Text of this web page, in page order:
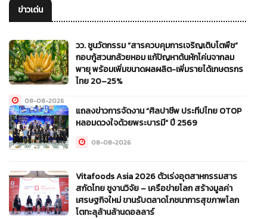
ข่าวเด่น
วว. ชูนวัตกรรม “สารควบคุมการเจริญเติบโตพืช”
กอบกู้สวนกล้วยหอม แก้ปัญหาต้นหักโค่นจากลม
พายุ พร้อมเพิ่มขนาดผลผลิต-เพิ่มรายได้เกษตรกร
ไทย 20–25%
08-08-2026
แถลงข่าวการจัดงาน “ศิลปาชีพ ประทีปไทย OTOP
หลอมดวงใจด้วยพระบารมี” ปี 2569
08-08-2026
Vitafoods Asia 2026 ตัวเร่งอุตสาหกรรมสาร
สกัดไทย ชูงานวิจัย – เครือข่ายโลก สร้างมูลค่า
เศรษฐกิจใหม่ ขานรับตลาดโภชนาการสุขภาพโลก
โตทะลุล้านล้านดอลลาร์